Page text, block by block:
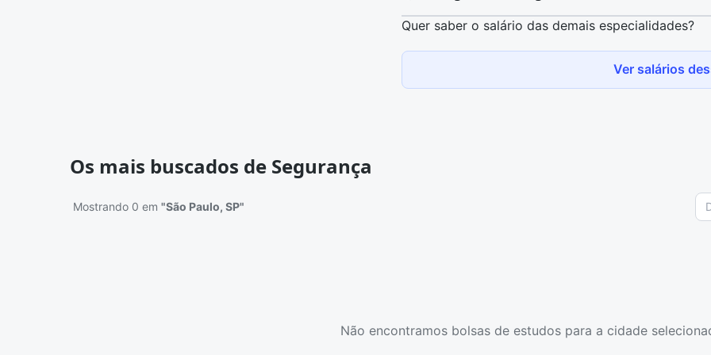
variações dependendo da região do país,
O Vigia florestal ganha no Brasil, em média, R$
Empregados e Desempregados (Caged). Esse
dependendo da região do país, empresa
Quer saber o salário das demais especialidades?
Ver salários
Os mais buscados de Segurança
Mostrando 0 em "São Paulo, SP"
Não encontramos bolsas de estudos para a cidade